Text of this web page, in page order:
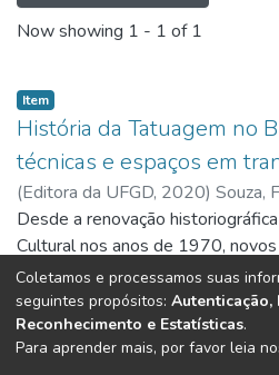
Now showing 1 - 1 of 1
Item
História da Tatuagem no
técnicas e espaços em
(Editora da UFGD, 2020) Souza,
Desde a renovação
Cultural nos anos de 1970,
atenção do historiador. Mais
década de 1980, uma História do
notoriedade entre as produções
resultado da primeira pesquisa a
Show more
Coletamos e processamos suas
seguintes propósitos: Autenticação,
Reconhecimento e Estatísticas.
Para aprender mais, por favor leia